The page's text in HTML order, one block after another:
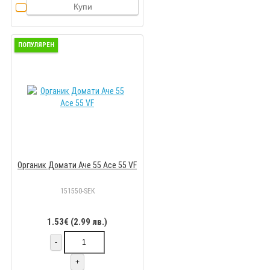
Купи
ПОПУЛЯРЕН
Органик Домати Аче 55 Ace 55 VF
151550-SEK
1.53€ (2.99 лв.)
-
+